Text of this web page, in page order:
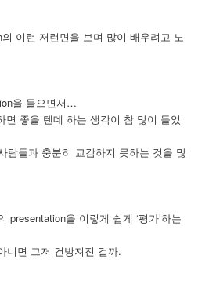
이런 저런면을 보며 많이 배우려고 노
을 들으면서…
좋을 텐데 하는 생각이 참 많이 들었
람들과 충분히 교감하지 못하는 것을 많
을 이렇게 쉽게 ‘평가’하는
니면 그저 건방져진 걸까.